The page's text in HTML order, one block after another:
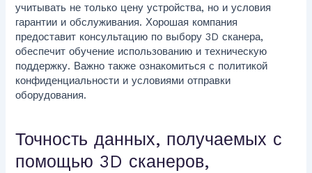
учитывать не только цену устройства, но и условия
гарантии и обслуживания. Хорошая компания
предоставит консультацию по выбору 3D сканера,
обеспечит обучение использованию и техническую
поддержку. Важно также ознакомиться с политикой
конфиденциальности и условиями отправки
оборудования.
Точность данных, получаемых с
помощью 3D сканеров,